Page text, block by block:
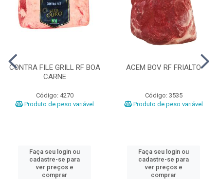
CONTRA FILE GRILL RF BOA
CARNE
Código: 4270
Produto de peso variável
Faça seu login ou
cadastre-se para
ver preços e
comprar
ACEM BOV RF FRIALTO
Código: 3535
Produto de peso variável
Faça seu login ou
cadastre-se para
ver preços e
comprar